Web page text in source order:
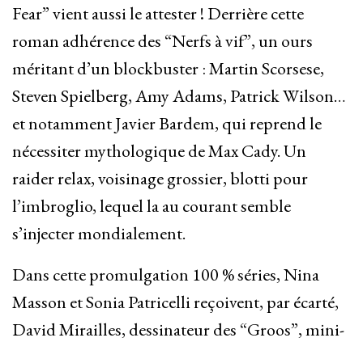
Fear” vient aussi le attester ! Derrière cette
roman adhérence des “Nerfs à vif”, un ours
méritant d’un blockbuster : Martin Scorsese,
Steven Spielberg, Amy Adams, Patrick Wilson…
et notamment Javier Bardem, qui reprend le
nécessiter mythologique de Max Cady. Un
raider relax, voisinage grossier, blotti pour
l’imbroglio, lequel la au courant semble
s’injecter mondialement.
Dans cette promulgation 100 % séries, Nina
Masson et Sonia Patricelli reçoivent, par écarté,
David Mirailles, dessinateur des “Groos”, mini-